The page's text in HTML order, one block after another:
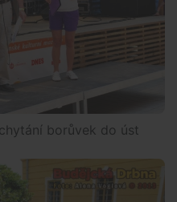
borůvek do úst